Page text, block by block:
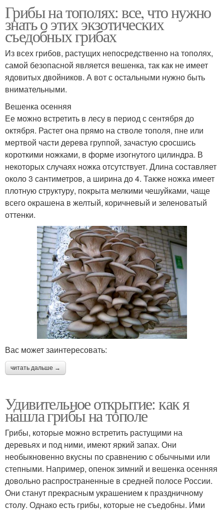
Грибы на тополях: все, что нужно
знать о этих экзотических
съедобных грибах
Из всех грибов, растущих непосредственно на тополях,
самой безопасной является вешенка, так как не имеет
ядовитых двойников. А вот с остальными нужно быть
внимательными.
Вешенка осенняя
Ее можно встретить в лесу в период с сентября до
октября. Растет она прямо на стволе тополя, пне или
мертвой части дерева группой, зачастую сросшись
короткими ножками, в форме изогнутого цилиндра. В
некоторых случаях ножка отсутствует. Длина составляет
около 3 сантиметров, а ширина до 4. Также ножка имеет
плотную структуру, покрыта мелкими чешуйками, чаще
всего окрашена в желтый, коричневый и зеленоватый
оттенки.
Вас может заинтересовать:
читать дальше →
Удивительное открытие: как я
нашла грибы на тополе
Грибы, которые можно встретить растущими на
деревьях и под ними, имеют яркий запах. Они
необыкновенно вкусны по сравнению с обычными или
степными. Например, опенок зимний и вешенка осенняя
довольно распространенные в средней полосе России.
Они станут прекрасным украшением к праздничному
столу. Однако есть грибы, которые не съедобны. Ими